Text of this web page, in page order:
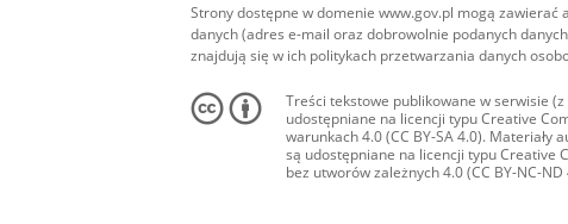
Strony dostępne w domenie www.gov.pl mogą
danych (adres e-mail oraz dobrowolnie podanych
znajdują się w ich politykach przetwarzania danych
Treści tekstowe publikowane w serwisie
udostępniane na licencji typu Creative
warunkach 4.0 (CC BY-SA 4.0). Materiały
są udostępniane na licencji typu Creative
bez utworów zależnych 4.0 (CC BY-NC-